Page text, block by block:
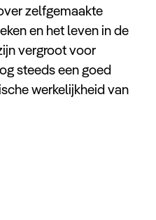
zelfgemaakte
en het leven in de
vergroot voor
steeds een goed
werkelijkheid van